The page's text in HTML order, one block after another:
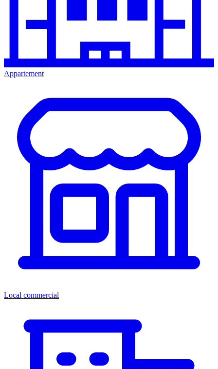
Appartement
Local commercial